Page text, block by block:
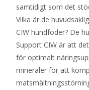
samtidigt som det
Vilka är de
CIW hundfoder? De
Support CIW är att
för optimalt
mineraler för att